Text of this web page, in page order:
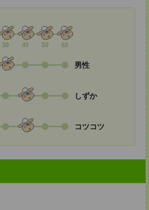
30 40 50 60
男性
しずか
コツコツ